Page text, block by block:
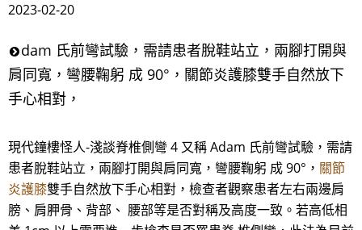
2023-02-20
dam 氏前彎試驗，需請患者脫鞋站立，兩腳打開與
肩同寬，彎腰鞠躬 成 90°，關節炎護膝雙手自然放下
手心相對，
現代鐘樓怪人-淺談脊椎側彎 4 又稱 Adam 氏前彎試驗，需請
患者脫鞋站立，兩腳打開與肩同寬，彎腰鞠躬 成 90°， 關節
炎護膝雙手自然放下手心相對，檢查者觀察患者左右兩邊肩
膀、肩胛骨、背部、 腰部等是否對稱及高度一致。若高低相